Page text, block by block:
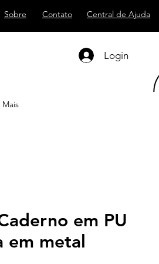
Sobre Contato Central de Ajuda
Login
Mais
em PU
em metal